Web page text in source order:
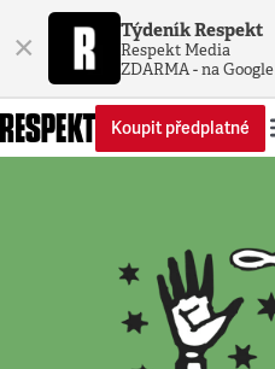
× Týdeník Respekt
Respekt Media
ZDARMA - na
Koupit předplatné